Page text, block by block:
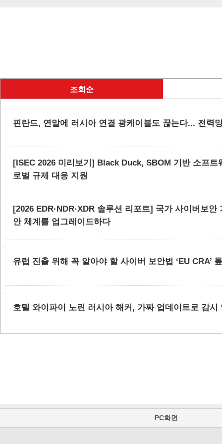
조회순
핀란드, 연말에 러시아 연결 광케이블도 끊는다... 전력
[ISEC 2026 미리보기] Black Duck, SBOM 기반 소프트
로벌 규제 대응 지원
[2026 EDR·NDR·XDR 솔루션 리포트] 국가 사이버보
안 체계를 업그레이드하다
유럽 진출 위해 꼭 알아야 할 사이버 보안법 ‘EU CRA’
호텔 와이파이 노린 러시아 해커, 가짜 업데이트로 감시
PC화면